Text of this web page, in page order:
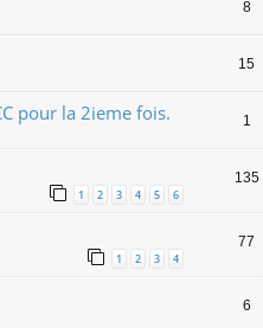
8
15
pour la 2ieme fois. 1
1 2 3 4 5 6
135
1 2 3 4
77
6